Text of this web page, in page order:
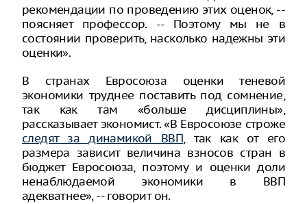
рекомендации по проведению этих оценок, --
поясняет профессор. -- Поэтому мы не в
состоянии проверить, насколько надежны эти
оценки».
В странах Евросоюза оценки теневой
экономики труднее поставить под сомнение,
так как там «больше дисциплины»,
рассказывает экономист. «В Евросоюзе строже
следят за динамикой ВВП, так как от его
размера зависит величина взносов стран в
бюджет Евросоюза, поэтому и оценки доли
ненаблюдаемой экономики в ВВП
адекватнее», -- говорит он.